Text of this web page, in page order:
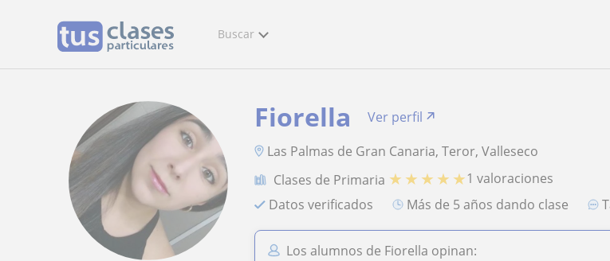
Buscar
Fiorella
Ver perfil
Las Palmas de Gran Canaria, Teror, Valleseco
Clases de Primaria ★ ★ ★ ★ ★1 valoraciones
Datos verificados
más de 5 años dando clase
Los alumnos de Fiorella opinan: